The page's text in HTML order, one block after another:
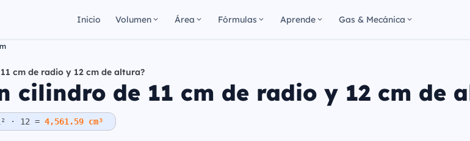
Inicio Volumen Área Fórmulas Aprende Gas & Mecánica
cm de radio y 12 cm de altura?
cilindro de 11 cm de radio y 12 cm de
· 12 = 4,561.59 cm³